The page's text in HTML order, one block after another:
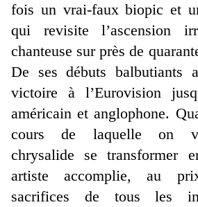
fois un vrai-faux biopic et
qui revisite l’ascension
chanteuse sur près de
De ses débuts balbutiants
victoire à l’Eurovision
américain et anglophone.
cours de laquelle on
chrysalide se transformer
artiste accomplie, au
sacrifices de tous les